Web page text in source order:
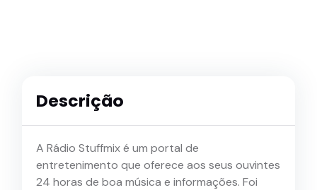
Descrição
A Rádio Stuffmix é um portal de
entretenimento que oferece aos seus ouvintes
24 horas de boa música e informações. Foi